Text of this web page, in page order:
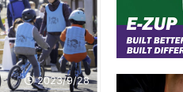
2023/9/28